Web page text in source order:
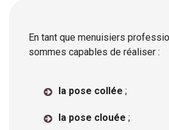
En tant que menuisiers
sommes capables de réaliser :
la pose collée;
la pose clouée ;